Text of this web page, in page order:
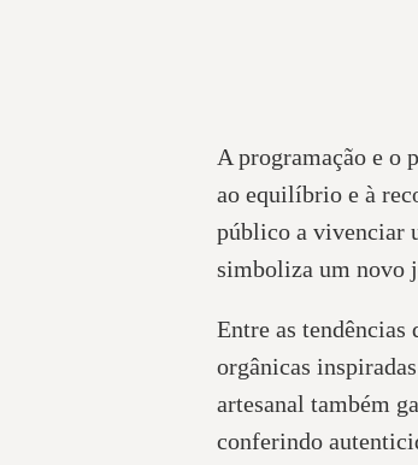
A programação e o
ao equilíbrio e à
público a vivenciar
simboliza um novo
Entre as tendências
orgânicas
artesanal também
conferindo